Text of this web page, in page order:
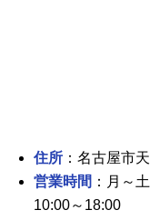
住所 ：名古屋市
営業時間 ：月～
10:00～18:00